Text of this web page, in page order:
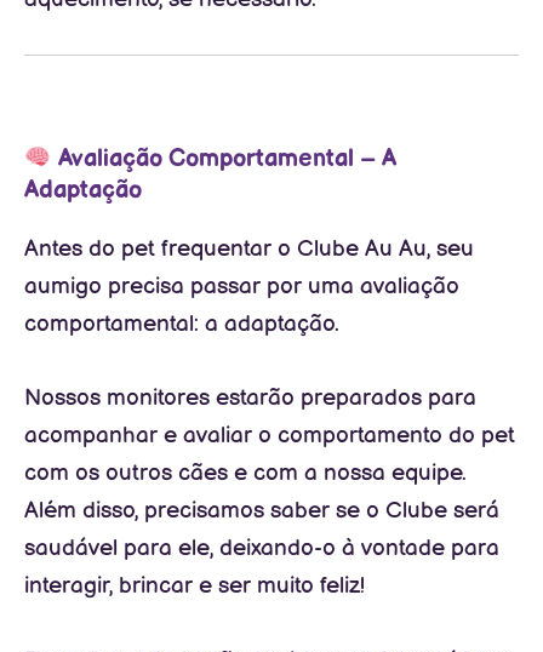
Avaliação Comportamental – A
Adaptação
Antes do pet frequentar o Clube Au Au, seu
aumigo precisa passar por uma avaliação
comportamental: a adaptação.
Nossos monitores estarão preparados para
acompanhar e avaliar o comportamento do pet
com os outros cães e com a nossa equipe.
Além disso, precisamos saber se o Clube será
saudável para ele, deixando-o à vontade para
interagir, brincar e ser muito feliz!